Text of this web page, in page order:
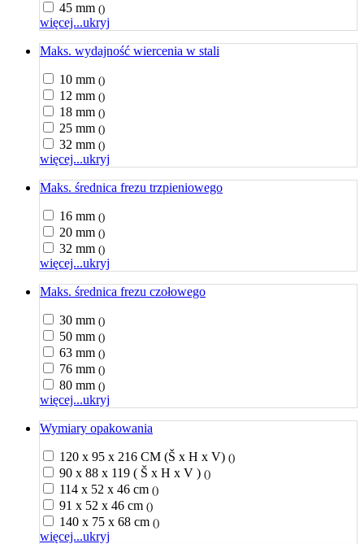
45 mm ()
więcej...ukryj
Maks. wydajność wiercenia w stali
10 mm ()
12 mm ()
18 mm ()
25 mm ()
32 mm ()
więcej...ukryj
Maks. średnica frezu trzpieniowego
16 mm ()
20 mm ()
32 mm ()
więcej...ukryj
Maks. średnica frezu czołowego
30 mm ()
50 mm ()
63 mm ()
76 mm ()
80 mm ()
więcej...ukryj
Wymiary opakowania
120 x 95 x 216 CM (Š x H x V) ()
90 x 88 x 119 ( Š x H x V ) ()
114 x 52 x 46 cm ()
91 x 52 x 46 cm ()
140 x 75 x 68 cm ()
więcej...ukryj